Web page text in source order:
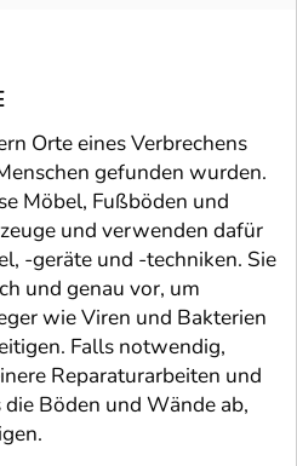
Orte eines Verbrechens
gefunden wurden.
Möbel, Fußböden und
und verwenden dafür
-geräte und -techniken. Sie
und genau vor, um
wie Viren und Bakterien
Falls notwendig,
Reparaturarbeiten und
Böden und Wände ab,